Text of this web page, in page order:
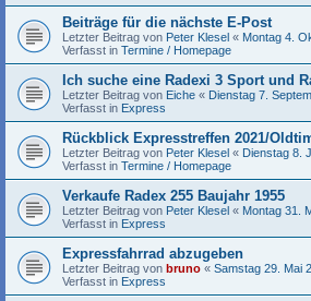
Beiträge für die nächste E-Post
Letzter Beitrag von Peter Klesel « Montag 4.
Verfasst in Termine / Homepage
Ich suche eine Radexi 3 Sport und
Letzter Beitrag von Eiche « Dienstag 7.
Verfasst in Express
Rückblick Expresstreffen 2021/
Letzter Beitrag von Peter Klesel « Dienstag 8.
Verfasst in Termine / Homepage
Verkaufe Radex 255 Baujahr 1955
Letzter Beitrag von Peter Klesel « Montag 31.
Verfasst in Express
Expressfahrrad abzugeben
Letzter Beitrag von bruno « Samstag 29. Mai
Verfasst in Express